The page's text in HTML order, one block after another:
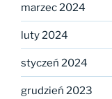
marzec 2024
luty 2024
styczeń 2024
grudzień 2023